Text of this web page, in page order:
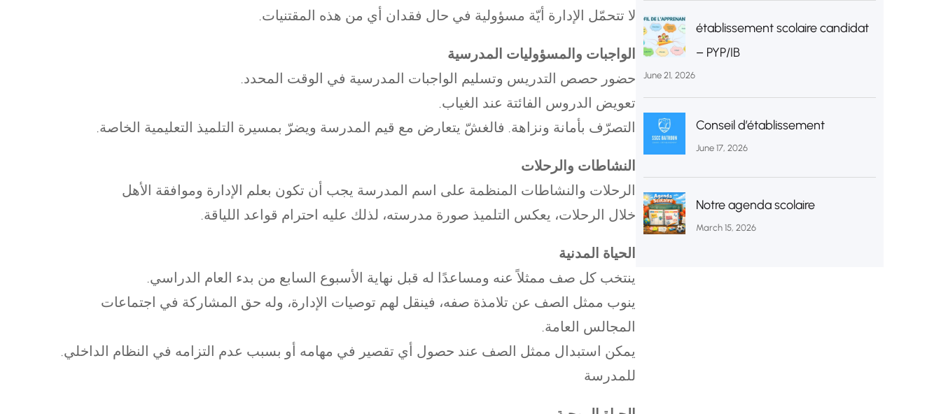
لا تتحمّل الإدارة أيّة مسؤولية في حال فقدان أي من هذه المقتنيات.
الواجبات والمسؤوليات المدرسية
حضور حصص التدريس وتسليم الواجبات المدرسية في الوقت المحدد.
تعويض الدروس الفائتة عند الغياب.
.التصرّف بأمانة ونزاهة. فالغشّ يتعارض مع قيم المدرسة ويضرّ بمسيرة التلميذ التعليمية الخاصة
النشاطات والرحلات
الرحلات والنشاطات المنظمة على اسم المدرسة يجب أن تكون بعلم الإدارة وموافقة الأهل
.خلال الرحلات، يعكس التلميذ صورة مدرسته، لذلك عليه احترام قواعد اللياقة
الحياة المدنية
ينتخب كل صف ممثلاً عنه ومساعدًا له قبل نهاية الأسبوع السابع من بدء العام الدراسي.
ينوب ممثل الصف عن تلامذة صفه، فينقل لهم توصيات الإدارة، وله حق المشاركة في اجتماعات
المجالس العامة.
.يمكن استبدال ممثل الصف عند حصول أي تقصير في مهامه أو بسبب عدم التزامه في النظام الداخلي
للمدرسة
établissement scolaire candidat
– PYP/IB
June 21, 2026
Conseil d’établissement
June 17, 2026
Notre agenda scolaire
March 15, 2026